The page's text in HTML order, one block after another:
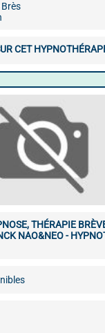
CET
THÉRAPIE
NAO&NEO -